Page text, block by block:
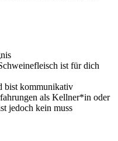
ist für dich
bist kommunikativ
als Kellner*in oder
jedoch kein muss